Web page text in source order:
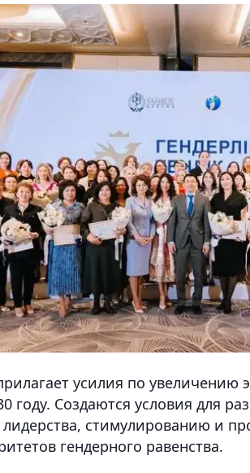
усилия по увеличению
году. Создаются условия для
лидерства, стимулированию и
гендерного равенства.